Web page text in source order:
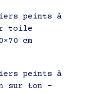
peints à
toile
cm
peints à
sur ton –